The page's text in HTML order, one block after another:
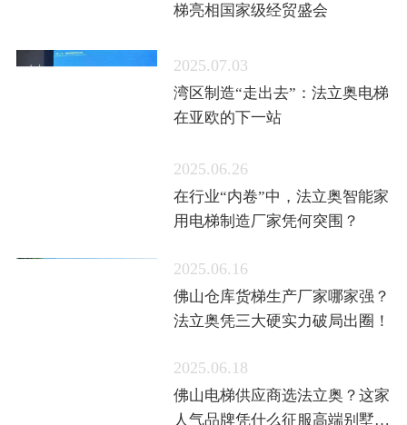
梯亮相国家级经贸盛会
2025.07.03
湾区制造“走出去”：法立奥电梯
在亚欧的下一站
2025.06.26
在行业“内卷”中，法立奥智能家
用电梯制造厂家凭何突围？
2025.06.16
佛山仓库货梯生产厂家哪家强？
2025.06.18
佛山电梯供应商选法立奥？这家